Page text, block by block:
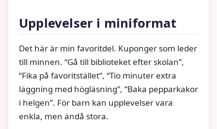
Upplevelser i miniformat
Det här är min favoritdel. Kuponger som leder
till minnen. “Gå till biblioteket efter skolan”,
“Fika på favoritstället”, “Tio minuter extra
läggning med högläsning”, “Baka pepparkakor
i helgen”. För barn kan upplevelser vara
enkla, men ändå stora.